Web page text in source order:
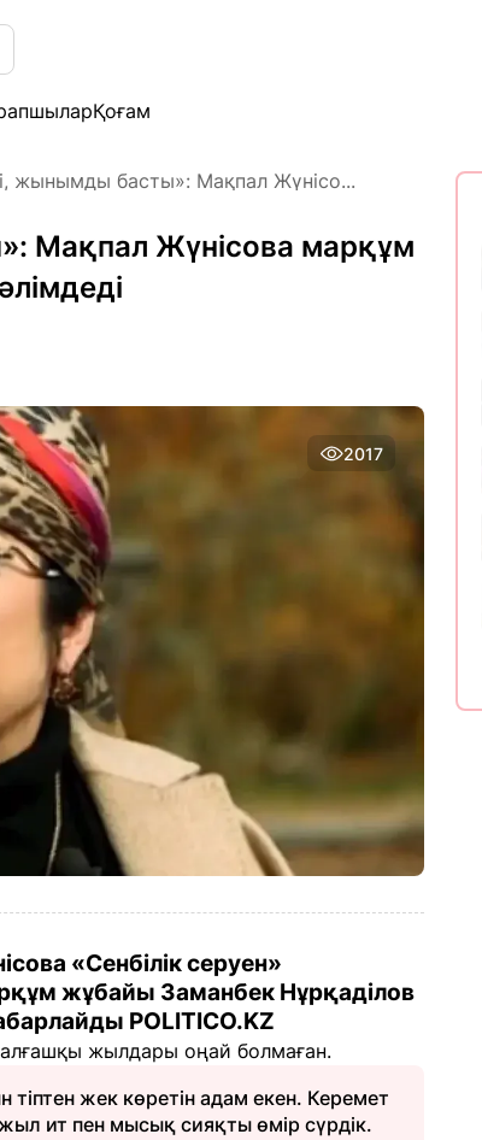
Қоғам
жынымды басты»: Мақпал Жүнісо...
Мақпал Жүнісова марқұм
2017
«Сенбілік серуен»
жұбайы Заманбек Нұрқаділов
POLITICO.KZ
алғашқы жылдары оңай болмаған.
жек көретін адам екен. Керемет
ит пен мысық сияқты өмір сүрдік.